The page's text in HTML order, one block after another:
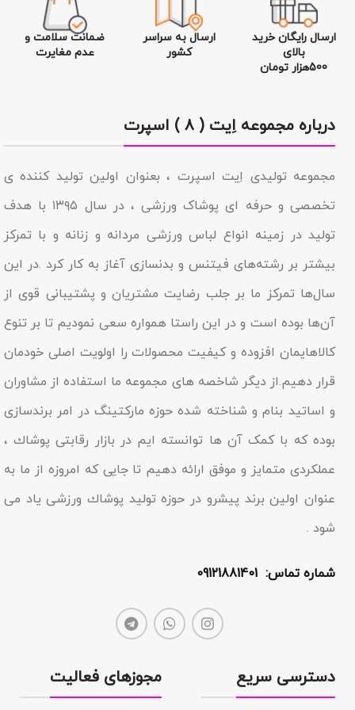
ارسال رایگان خرید
بالای
500هزار تومان
ارسال به سراسر
کشور
ضمانت سلامت و
عدم مغایرت
درباره مجموعه اِیت ( ۸ ) اسپرت
مجموعه تولیدى اِیت اسپرت ، بعنوان اولین تولید کننده ی
تخصصی و حرفه ای پوشاک ورزشی ، در سال ۱۳۹۵ با هدف
تولید در زمینه انواع لباس ورزشی مردانه و زنانه و با تمرکز
بیشتر بر رشته‌های فیتنس و بدنسازی آغاز به کار کرد .در این
سال‌ها تمرکز ما بر جلب رضایت مشتریان و پشتیبانی قوی از
آن‌ها بوده است و در این راستا همواره سعی نمودیم تا بر تنوع
کالاهایمان افزوده و کیفیت محصولات را اولویت اصلی خودمان
قرار دهیم.از دیگر شاخصه هاى مجموعه ما استفاده از مشاوران
و اساتید بنام و شناخته شده حوزه مارکتینگ در امر برندسازى
بوده که با کمک آن ها توانسته ایم در بازار رقابتى پوشاك ،
عملکردى متمایز و موفق ارائه دهیم تا جایى که امروزه از ما به
عنوان اولین برند پیشرو در حوزه تولید پوشاك ورزشی یاد مى
شود .
شماره تماس: 09121881401
دسترسی سریع مجوزهای فعالیت